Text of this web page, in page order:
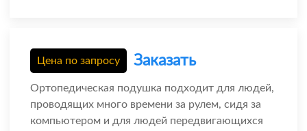
Цена по запросу Заказать
Ортопедическая подушка подходит для людей,
проводящих много времени за рулем, сидя за
компьютером и для людей передвигающихся